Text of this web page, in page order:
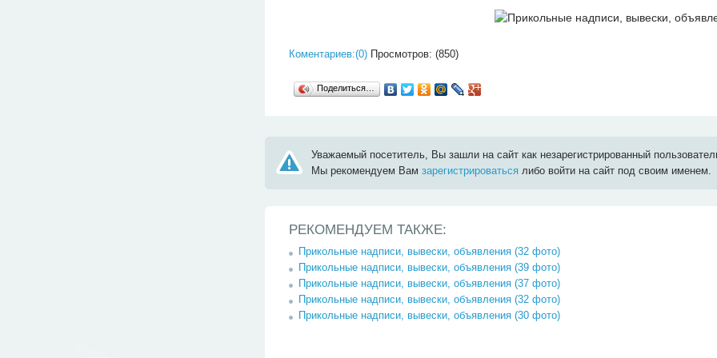
Коментариев:(0) Просмотров: (850)
Поделиться…
Уважаемый посетитель, Вы зашли на сайт как незарегистрированный
Мы рекомендуем Вамзарегистрироваться либо войти на сайт под своим именем.
РЕКОМЕНДУЕМ ТАКЖЕ:
Прикольные надписи, вывески, объявления (32 фото)
Прикольные надписи, вывески, объявления (39 фото)
Прикольные надписи, вывески, объявления (37 фото)
Прикольные надписи, вывески, объявления (32 фото)
Прикольные надписи, вывески, объявления (30 фото)